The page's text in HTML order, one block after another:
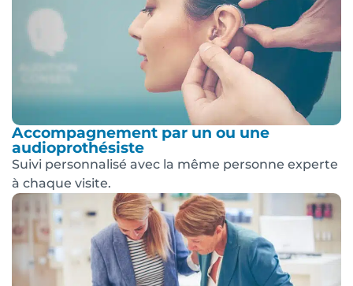
Accompagnement par un ou une
audioprothésiste
Suivi personnalisé avec la même personne experte
à chaque visite.